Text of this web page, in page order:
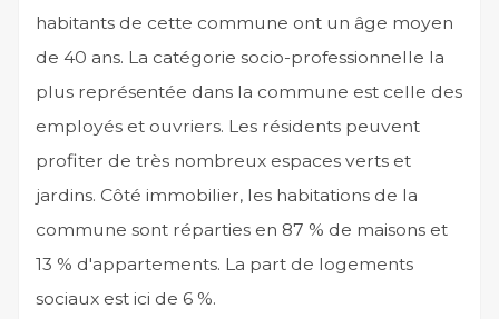
habitants de cette commune ont un âge moyen
de 40 ans. La catégorie socio-professionnelle la
plus représentée dans la commune est celle des
employés et ouvriers. Les résidents peuvent
profiter de très nombreux espaces verts et
jardins. Côté immobilier, les habitations de la
commune sont réparties en 87 % de maisons et
13 % d'appartements. La part de logements
sociaux est ici de 6 %.